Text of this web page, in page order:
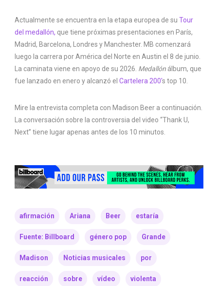
Actualmente se encuentra en la etapa europea de su Tour
del medallón, que tiene próximas presentaciones en París,
Madrid, Barcelona, ​​Londres y Manchester. MB comenzará
luego la carrera por América del Norte en Austin el 8 de junio.
La caminata viene en apoyo de su 2026. Medallón álbum, que
fue lanzado en enero y alcanzó el Cartelera 200′s top 10.
Mire la entrevista completa con Madison Beer a continuación.
La conversación sobre la controversia del video “Thank U,
Next” tiene lugar apenas antes de los 10 minutos.
afirmación Ariana Beer estaría
Fuente: Billboard género pop Grande
Madison Noticias musicales por
reacción sobre vídeo violenta